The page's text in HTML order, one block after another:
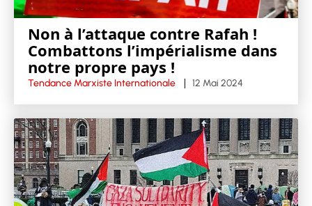
Non à l’attaque contre Rafah !
Combattons l’impérialisme dans
notre propre pays !
Tendance Marxiste Internationale 12 Mai 2024